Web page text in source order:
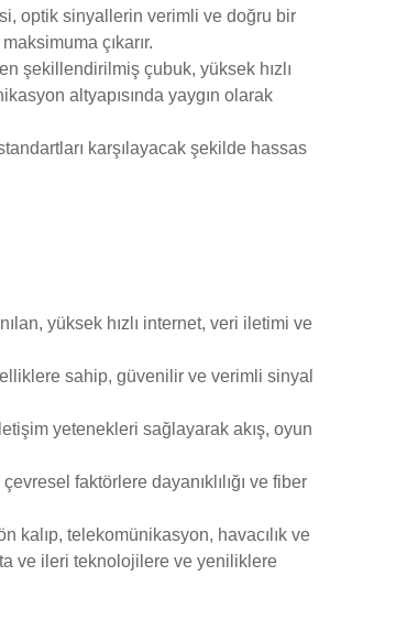
optik sinyallerin verimli ve doğru bir
çıkarır.
şekillendirilmiş çubuk, yüksek hızlı
altyapısında yaygın olarak
karşılayacak şekilde hassas
yüksek hızlı internet, veri iletimi ve
sahip, güvenilir ve verimli sinyal
yetenekleri sağlayarak akış, oyun
faktörlere dayanıklılığı ve fiber
kalıp, telekomünikasyon, havacılık ve
ve ileri teknolojilere ve yeniliklere